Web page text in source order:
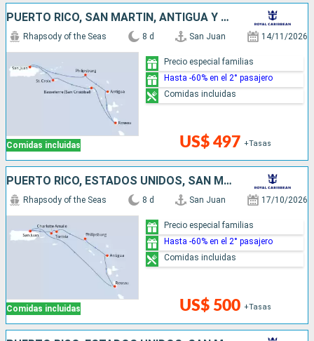
PUERTO RICO, SAN MARTÍN, ANTIGUA Y BARBUDA, DOMINICA
Comidas incluidas
Rhapsody of the Seas 8 d San Juan 14/11/2026
US$ 497 +Tasas
Precio especial familias
Hasta -60% en el 2° pasajero
Comidas incluidas
PUERTO RICO, ESTADOS UNIDOS, SAN MARTÍN, ANTIGUA Y BARBUDA, DOMINICA
Comidas incluidas
Rhapsody of the Seas 8 d San Juan 17/10/2026
US$ 500 +Tasas
Precio especial familias
Hasta -60% en el 2° pasajero
Comidas incluidas